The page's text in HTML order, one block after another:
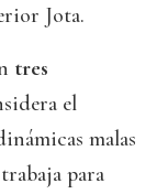
Jota.
tres
el
malas
para